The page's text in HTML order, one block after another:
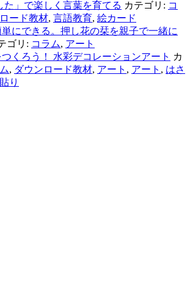
た」で楽しく言葉を育てる カテゴリ: コ
ード教材, 言語教育, 絵カード
にできる。押し花の栞を親子で一緒に
ゴリ: コラム, アート
くろう！ 水彩デコレーションアート カ
, ダウンロード教材, アート , アート , はさ
り